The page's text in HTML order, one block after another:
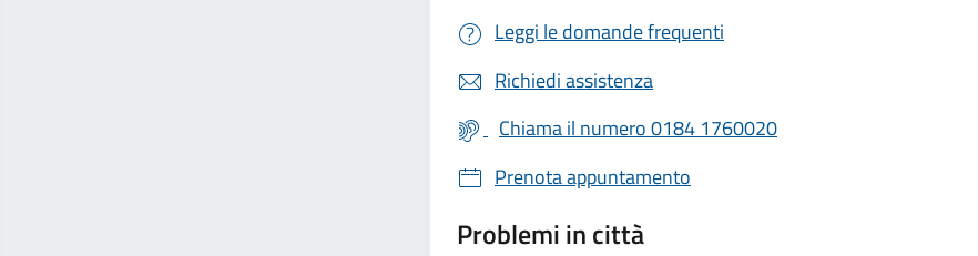
Leggi le domande frequenti
Richiedi assistenza
Chiama il numero 0184 1760020
Prenota appuntamento
Problemi in città